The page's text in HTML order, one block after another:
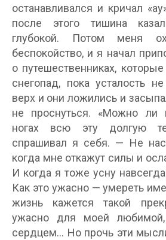
останавливался и кричал
после этого тишина
глубокой. Потом меня
беспокойство, и я начал
о путешественниках,
снегопад, пока усталость
верх и они ложились и
не проснуться. «Можно ли
ногах всю эту долгую
спрашивал я себя. — Не
когда мне откажут силы и
И когда я тоже усну
Как это ужасно — умереть
жизнь кажется такой
ужасно для моей
сердцем… Но прочь эти